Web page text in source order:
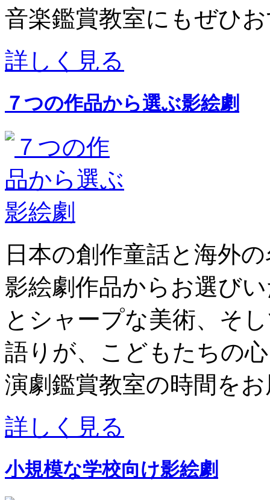
音楽鑑賞教室にもぜひ
詳しく見る
７つの作品から選ぶ影絵劇
日本の創作童話と海外
影絵劇作品からお選び
とシャープな美術、そ
語りが、こどもたちの
演劇鑑賞教室の時間を
詳しく見る
小規模な学校向け影絵劇